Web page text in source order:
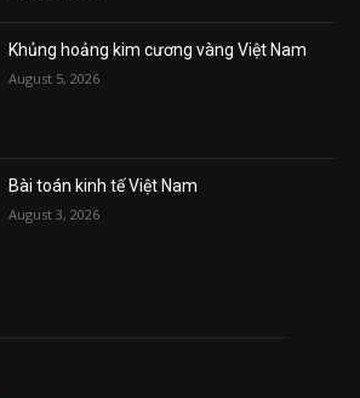
Khủng hoảng kim cương vàng Việt Nam
August 5, 2026
Bài toán kinh tế Việt Nam
August 3, 2026